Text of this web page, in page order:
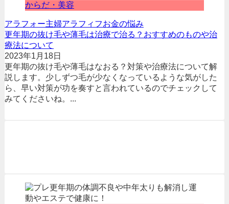
からだ・美容
アラフォー主婦アラフィフ お金の悩み
更年期の抜け毛や薄毛は治療で治る？おすすめのものや治
療法について
2023年1月18日
更年期の抜け毛や薄毛はなおる？対策や治療法について解
説します。少しずつ毛が少なくなっているような気がした
ら、早い対策が功を奏すと言われているのでチェックして
みてくださいね。...